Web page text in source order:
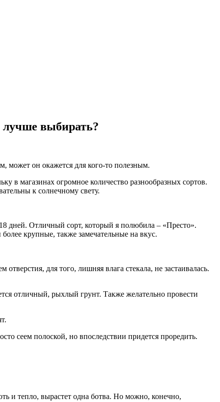
выбирать?
может он окажется для кого-то полезным.
в магазинах огромное количество разнообразных сортов.
к солнечному свету.
дней. Отличный сорт, который я полюбила – «Престо».
крупные, также замечательные на вкус.
для того, лишняя влага стекала, не застаивалась.
отличный, рыхлый грунт. Также желательно провести
сеем полоской, но впоследствии придется проредить.
и тепло, вырастет одна ботва. Но можно, конечно,